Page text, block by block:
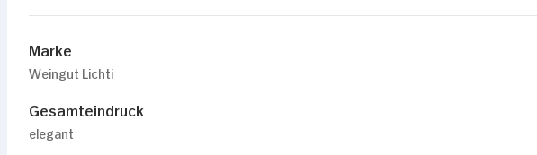
Marke
Weingut Lichti
Gesamteindruck
elegant